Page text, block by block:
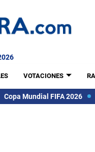
VOTACIONES
Copa Mundial FIFA 2026